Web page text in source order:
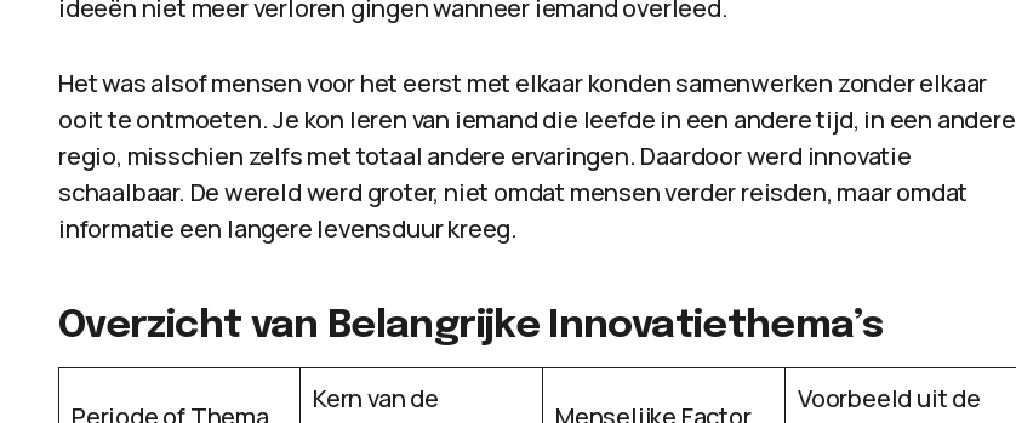
ideeën niet meer verloren gingen wanneer iemand overleed.
Het was alsof mensen voor het eerst met elkaar konden samenwerken zonder elkaar
ooit te ontmoeten. Je kon leren van iemand die leefde in een andere tijd, in een andere
regio, misschien zelfs met totaal andere ervaringen. Daardoor werd innovatie
schaalbaar. De wereld werd groter, niet omdat mensen verder reisden, maar omdat
informatie een langere levensduur kreeg.
Overzicht van Belangrijke Innovatiethema’s
Periode of Thema
Kern van de
Menselijke Factor
Voorbeeld uit de